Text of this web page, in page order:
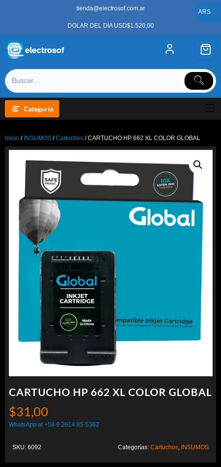
tienda@electrosof.com.ar
DOLAR DEL DIA USD$1.520,00
Categoría
Inicio / INSUMOS /Cartuchos / CARTUCHO HP 662 XL COLOR GLOBAL
CARTUCHO HP 662 XL COLOR GLOBAL
$31,00
WhatsApp al +54 9 2614 85-5362
SKU: 6092 Categorías: Cartuchos INSUMOS
ARS